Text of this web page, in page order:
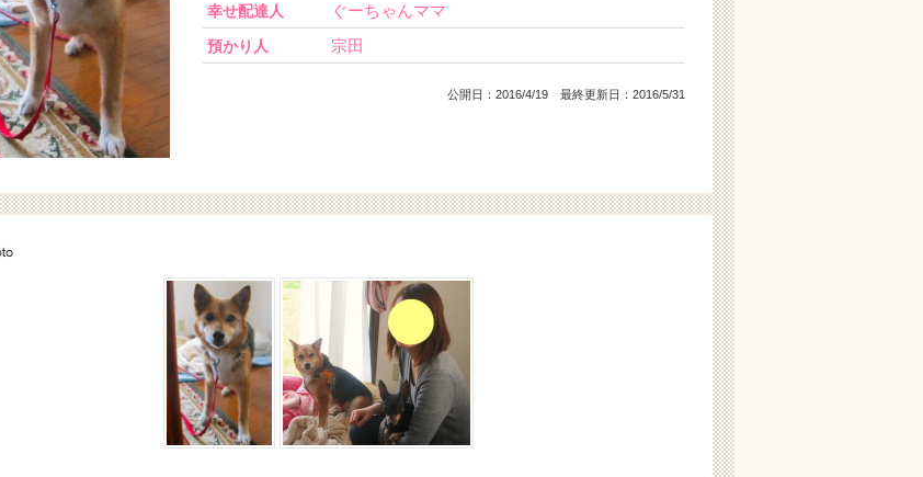
幸せ配達人 ぐーちゃんママ
預かり人 宗田
公開日： 2016/4/19 最終更新日：2016/5/31